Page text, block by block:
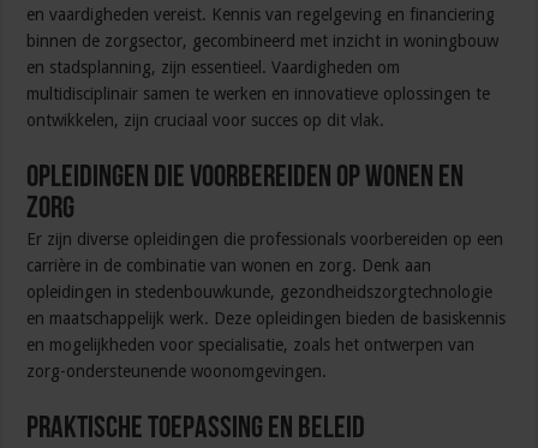
en vaardigheden vereist. Kennis van regelgeving en financiering
binnen de zorgsector, gecombineerd met inzicht in woningbouw
en stadsplanning, zijn essentieel. Vaardigheden om
multidisciplinair samen te werken en innovatieve oplossingen te
ontwikkelen, zijn cruciaal voor succes op dit vlak.
Opleidingen die voorbereiden op wonen en
zorg
Er zijn diverse opleidingen die professionals voorbereiden op een
carrière in de combinatie van wonen en zorg. Denk aan
opleidingen in stedenbouwkunde, gezondheidszorgtechnologie
en maatschappelijk werk. Deze opleidingen bieden de basiskennis
en mogelijkheden voor specialisatie, zoals het ontwerpen van
zorg-ondersteunende woonomgevingen.
Praktische toepassing en beleid